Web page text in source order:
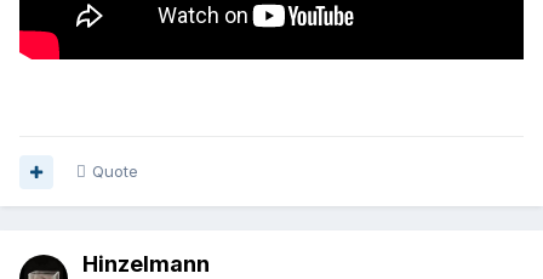
Quote
Hinzelmann